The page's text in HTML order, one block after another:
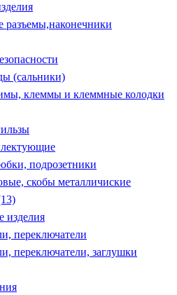
разъемы,наконечники
(сальники)
клеммы и клеммные колодки
подрозетники
скобы металличиские
изделия
переключатели
переключатели, заглушки